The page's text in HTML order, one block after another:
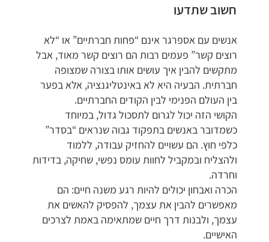
חשוב שתדעו
אנשים עם אספרגר אינם “פחות חברתיים” או “לא
רוצים קשר” פעמים רבות הם רוצים קשר מאוד, אבל
מתקשים להבין איך עושים אותו בצורה שמצופה
חברתית. הבעיה היא לא באינטליגנציה, אלא בפער
בין העולם הפנימי לבין הקודים החברתיים.
הקושי הזה יכול לגרום לתסכול גדול, במיוחד
כשמדובר באנשים בתפקוד גבוה שנראים “בסדר”
כלפי חוץ. הם עשויים להחזיק עבודה, ללמוד
ולהצליח ובמקביל לחוות עומס נפשי, שחיקה, בדידות
וחרדה.
הכרה ואבחון יכולים להיות רגע משנה חיים: הם
מאפשרים להבין את עצמך, להפסיק להאשים את
עצמך, ולבנות דרך חיים שמתאימה באמת לצרכים
האישיים.